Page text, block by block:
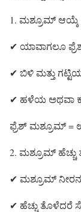
1. ಮಶ್ರೂಮ್
✔ ಯಾವಾಗಲೂ
✔ ಬಿಳಿ ಮತ್ತು
✔ ಹಳೆಯ ಅಥವಾ
ಫ್ರೆಶ್ ಮಶ್ರೂಮ್ =
2. ಮಶ್ರೂಮ್
✔ ಮಶ್ರೂಮ್
✔ ಹೆಚ್ಚು ತೊಳೆದರೆ